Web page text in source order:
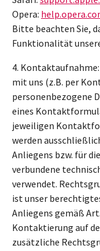
Opera:
Bitte beachten Sie,
Funktionalität
4.
mit uns (z.B. per
personenbezogene
eines
jeweiligen
werden
Anliegens bzw. für
verbundene
verwendet.
ist unser
Anliegens gemäß
Kontaktierung auf
zusätzliche